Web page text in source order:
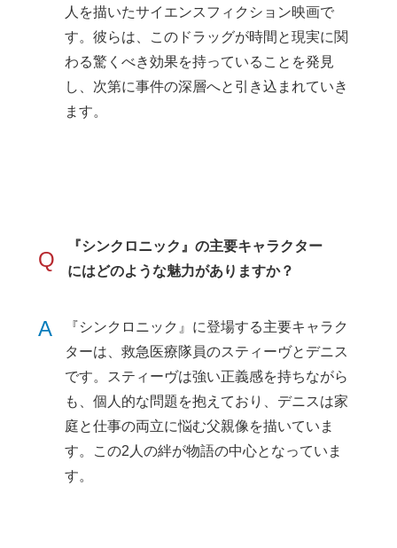
人を描いたサイエンスフィクション映画で
す。彼らは、このドラッグが時間と現実に関
わる驚くべき効果を持っていることを発見
し、次第に事件の深層へと引き込まれていき
ます。
Q
『シンクロニック』の主要キャラクター
にはどのような魅力がありますか？
A
『シンクロニック』に登場する主要キャラク
ターは、救急医療隊員のスティーヴとデニス
です。スティーヴは強い正義感を持ちながら
も、個人的な問題を抱えており、デニスは家
庭と仕事の両立に悩む父親像を描いていま
す。この2人の絆が物語の中心となっていま
す。